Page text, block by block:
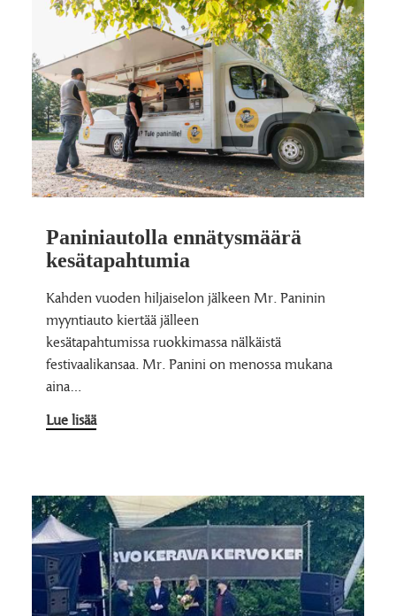
Paniniautolla ennätysmäärä
kesätapahtumia
Kahden vuoden hiljaiselon jälkeen Mr. Paninin
myyntiauto kiertää jälleen
kesätapahtumissa ruokkimassa nälkäistä
festivaalikansaa. Mr. Panini on menossa mukana
aina…
Lue lisää